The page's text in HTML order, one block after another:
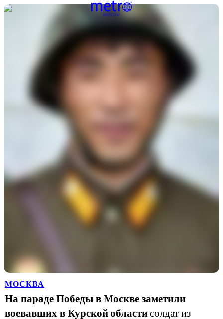
МОСКВА
На параде Победы в Москве заметили
воевавших в Курской областисолдат из